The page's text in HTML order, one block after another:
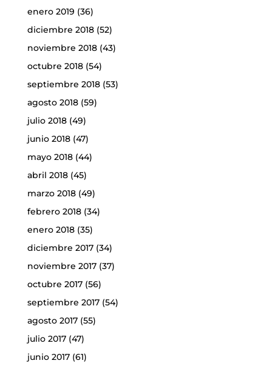
enero 2019 (36)
diciembre 2018(52)
noviembre 2018(43)
octubre 2018(54)
septiembre 2018(53)
agosto 2018(59)
julio 2018(49)
junio 2018(47)
mayo 2018(44)
abril 2018(45)
marzo 2018(49)
febrero 2018(34)
enero 2018(35)
diciembre 2017(34)
noviembre 2017(37)
octubre 2017(56)
septiembre 2017(54)
agosto 2017(55)
julio 2017(47)
junio 2017(61)